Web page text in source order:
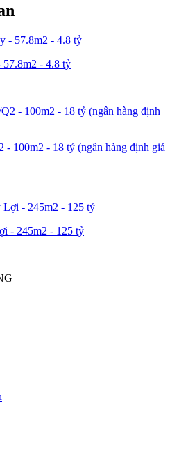
- 4.8 tỷ
100m2 - 18 tỷ (ngân hàng định giá
- 245m2 - 125 tỷ